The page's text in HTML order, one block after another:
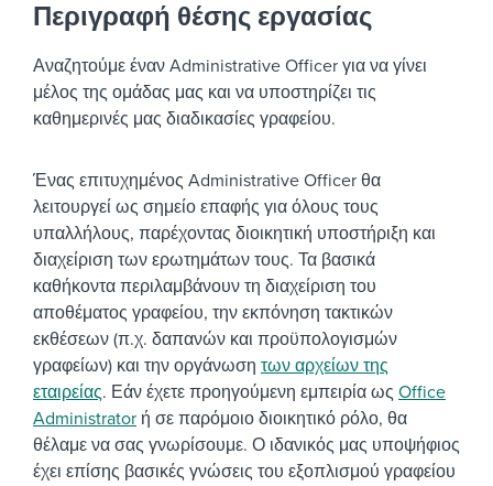
Περιγραφή θέσης εργασίας
Αναζητούμε έναν Administrative Officer για να γίνει
μέλος της ομάδας μας και να υποστηρίζει τις
καθημερινές μας διαδικασίες γραφείου.
Ένας επιτυχημένος Administrative Officer θα
λειτουργεί ως σημείο επαφής για όλους τους
υπαλλήλους, παρέχοντας διοικητική υποστήριξη και
διαχείριση των ερωτημάτων τους. Τα βασικά
καθήκοντα περιλαμβάνουν τη διαχείριση του
αποθέματος γραφείου, την εκπόνηση τακτικών
εκθέσεων (π.χ. δαπανών και προϋπολογισμών
γραφείων) και την οργάνωση των αρχείων της
εταιρείας. Εάν έχετε προηγούμενη εμπειρία ως Office
Administrator ή σε παρόμοιο διοικητικό ρόλο, θα
θέλαμε να σας γνωρίσουμε. Ο ιδανικός μας υποψήφιος
έχει επίσης βασικές γνώσεις του εξοπλισμού γραφείου